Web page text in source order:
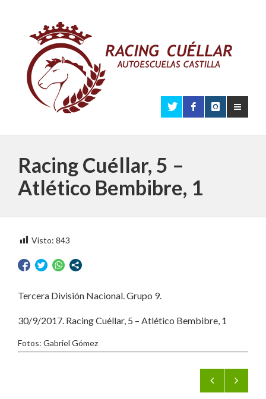
Racing Cuéllar, 5 –
Atlético Bembibre, 1
Visto: 843
Tercera División Nacional. Grupo 9.
30/9/2017. Racing Cuéllar, 5 – Atlético Bembibre, 1
Fotos: Gabriel Gómez